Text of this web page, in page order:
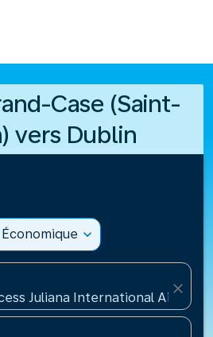
Case (Saint-
vers Dublin
expand_more
Juliana International
close